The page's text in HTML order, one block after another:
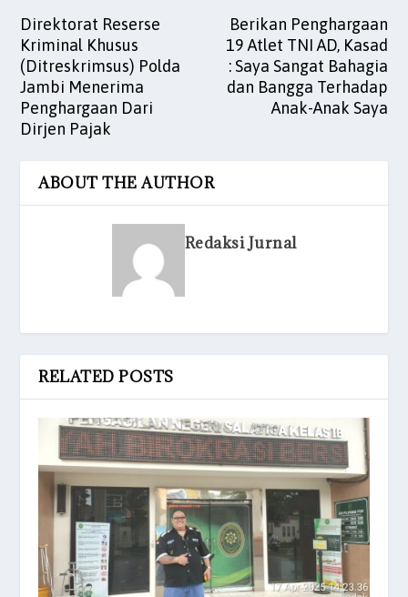
Direktorat Reserse
Kriminal Khusus
(Ditreskrimsus) Polda
Jambi Menerima
Penghargaan Dari
Dirjen Pajak
Berikan Penghargaan
19 Atlet TNI AD, Kasad
: Saya Sangat Bahagia
dan Bangga Terhadap
Anak-Anak Saya
ABOUT THE AUTHOR
Redaksi Jurnal
RELATED POSTS